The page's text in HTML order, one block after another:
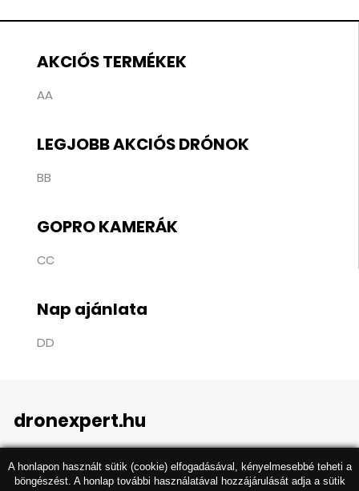
AKCIÓS TERMÉKEK
AA
LEGJOBB AKCIÓS DRÓNOK
BB
GOPRO KAMERÁK
CC
Nap ajánlata
DD
dronexpert.hu
A honlapon használt sütik (cookie) elfogadásával, kényelmesebbé teheti a
böngészést. A honlap további használatával hozzájárulását adja a sütik